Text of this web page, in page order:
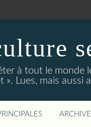
à tout le monde
». Lues, mais aussi